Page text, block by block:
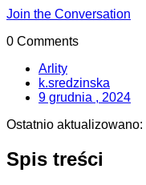
Join the Conversation
0 Comments
Arlity
k.sredzinska
9 grudnia , 2024
Ostatnio aktualizowano:
Spis treści